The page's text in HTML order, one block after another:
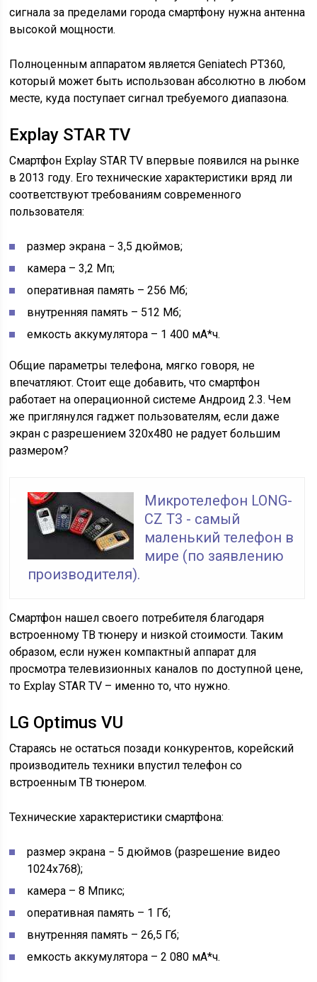
сигнала за пределами города смартфону нужна антенна
высокой мощности.
Полноценным аппаратом является Geniatech PT360,
который может быть использован абсолютно в любом
месте, куда поступает сигнал требуемого диапазона.
Explay STAR TV
Смартфон Explay STAR TV впервые появился на рынке
в 2013 году. Его технические характеристики вряд ли
соответствуют требованиям современного
пользователя:
размер экрана − 3,5 дюймов;
камера – 3,2 Мп;
оперативная память – 256 Мб;
внутренняя память – 512 Мб;
емкость аккумулятора – 1 400 мА*ч.
Общие параметры телефона, мягко говоря, не
впечатляют. Стоит еще добавить, что смартфон
работает на операционной системе Андроид 2.3. Чем
же приглянулся гаджет пользователям, если даже
экран с разрешением 320х480 не радует большим
размером?
Микротелефон LONG-
CZ T3 - самый
маленький телефон в
мире (по заявлению
производителя).
Смартфон нашел своего потребителя благодаря
встроенному ТВ тюнеру и низкой стоимости. Таким
образом, если нужен компактный аппарат для
просмотра телевизионных каналов по доступной цене,
то Explay STAR TV – именно то, что нужно.
LG Optimus VU
Стараясь не остаться позади конкурентов, корейский
производитель техники впустил телефон со
встроенным ТВ тюнером.
Технические характеристики смартфона:
размер экрана − 5 дюймов (разрешение видео
1024х768);
камера – 8 Мпикс;
оперативная память – 1 Гб;
внутренняя память – 26,5 Гб;
емкость аккумулятора – 2 080 мА*ч.